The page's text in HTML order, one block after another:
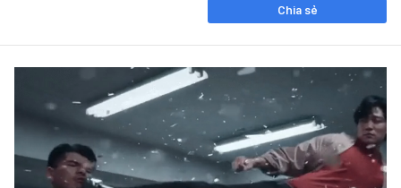
Chia sẻ